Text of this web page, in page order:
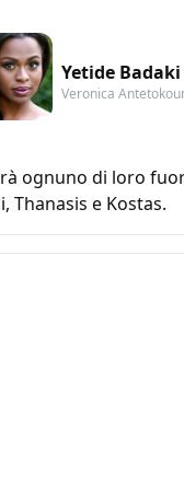
Yetide Badaki
Veronica
ognuno di loro
Thanasis e Kostas.